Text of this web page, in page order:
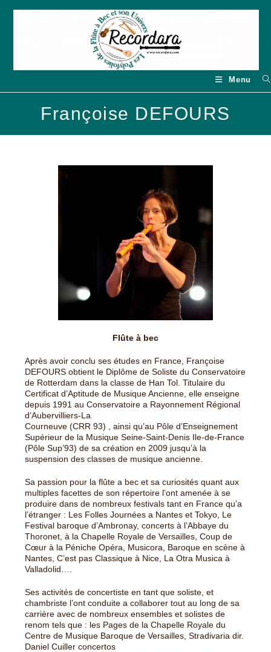
Menu
Françoise DEFOURS
Flûte à bec
Après avoir conclu ses études en France, Françoise
DEFOURS obtient le Diplôme de Soliste du Conservatoire
de Rotterdam dans la classe de Han Tol. Titulaire du
Certificat d’Aptitude de Musique Ancienne, elle enseigne
depuis 1991 au Conservatoire a Rayonnement Régional
d’Aubervilliers-La
Courneuve (CRR 93) , ainsi qu’au Pôle d’Enseignement
Supérieur de la Musique Seine-Saint-Denis Ile-de-France
(Pôle Sup’93) de sa création en 2009 jusqu’à la
suspension des classes de musique ancienne.
Sa passion pour la flûte a bec et sa curiosités quant aux
multiples facettes de son répertoire l’ont amenée à se
produire dans de nombreux festivals tant en France qu’a
l’étranger : Les Folles Journées a Nantes et Tokyo, Le
Festival baroque d’Ambronay, concerts à l’Abbaye du
Thoronet, à la Chapelle Royale de Versailles, Coup de
Cœur à la Péniche Opéra, Musicora, Baroque en scène à
Nantes, C’est pas Classique à Nice, La Otra Musica à
Valladolid….
Ses activités de concertiste en tant que soliste, et
chambriste l’ont conduite a collaborer tout au long de sa
carrière avec de nombreux ensembles et solistes de
renom tels que : les Pages de la Chapelle Royale du
Centre de Musique Baroque de Versailles, Stradivaria dir.
Daniel Cuiller concertos